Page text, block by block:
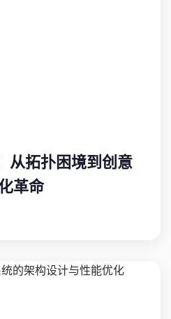
从拓扑困境到创意
革命